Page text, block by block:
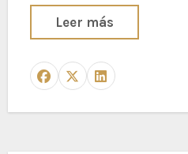
Leer más